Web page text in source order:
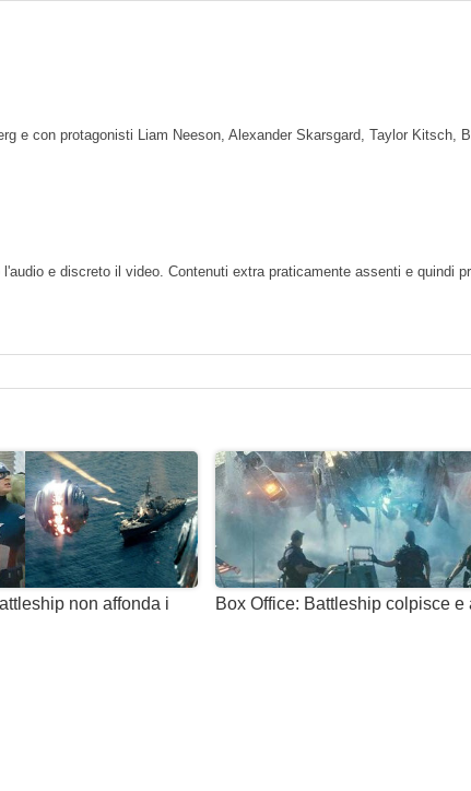
e con protagonisti Liam Neeson, Alexander Skarsgard, Taylor Kitsch,
e discreto il video. Contenuti extra praticamente assenti e quindi
non affonda i
Box Office: Battleship colpisce e